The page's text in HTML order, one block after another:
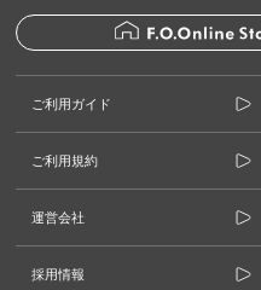
ご利用ガイド
ご利用規約
運営会社
採用情報